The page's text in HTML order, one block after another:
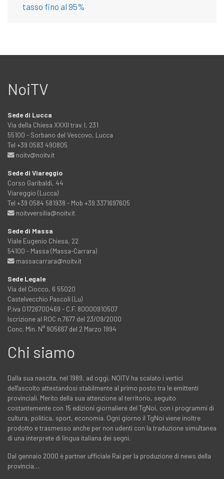
tasso fino al 95%
NoiTV
Sede di Lucca
Via della Chiesa XXXII trav. I, 231
55100 - Sorbano del Vescovo, Lucca
Tel +39 0583 490805
noitv@noitv.it
Sede di Viareggio
Corso Garibaldi, 44
Viareggio (Lucca)
Tel +39 0584 581938 - Mob +39 3371697605
noitvversilia@noitv.it
Sede di Massa
Viale Eugenio Chiesa, 22
54100 - Massa (Massa-Carrara)
massacarrara@noitv.it
Sede Legale
Via del Ciocco, 6 55020
Castelvecchio Pascoli (Lu)
P.iva 01726700469 - C.F. 80000910507
Iscrizione al ROC n.7677 del 23/09/2000
Conc. Min. N° 905667 del 2 Marzo 1994
Chi siamo
Dalla sua nascita, nel 1989, ad oggi, NOITV ha scalato i vertici
dell'ascolto attestandosi stabilmente al primo posto tra le emittenti
provinciali. Merito della sua attenzione al territorio, seguito
costantemente con 15 edizioni giornaliere del TgNoi, con i programmi di
cultura, politica, sport, economia. Ogni giorno il TgNoi viene inoltre
prodotto e trasmesso anche per non udenti con la traduzione simultanea
di una interprete di lingua italiana dei segni.
Dal gennaio 2000 è partner ufficiale Rai per la produzione di news della
provincia…